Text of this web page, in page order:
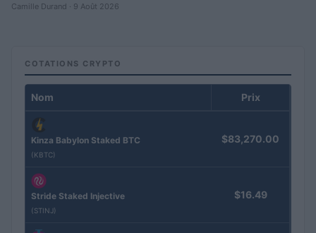
Camille Durand · 9 Août 2026
COTATIONS CRYPTO
Nom Prix
Kinza Babylon Staked BTC
(KBTC)
$83,270.00
Stride Staked Injective
(STINJ)
$16.49